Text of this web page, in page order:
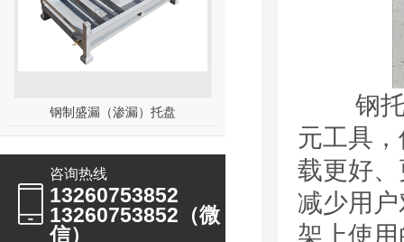
钢制盛漏（渗漏）托盘
咨询热线
13260753852
13260753852（微
信）
钢托盘
元工具
载更好
减少用
架上使